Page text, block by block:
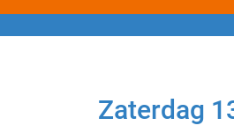
Zaterdag